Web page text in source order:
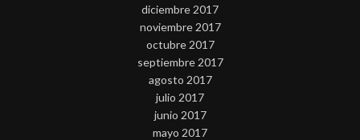
diciembre 2017
noviembre 2017
octubre 2017
septiembre 2017
agosto 2017
julio 2017
junio 2017
mayo 2017